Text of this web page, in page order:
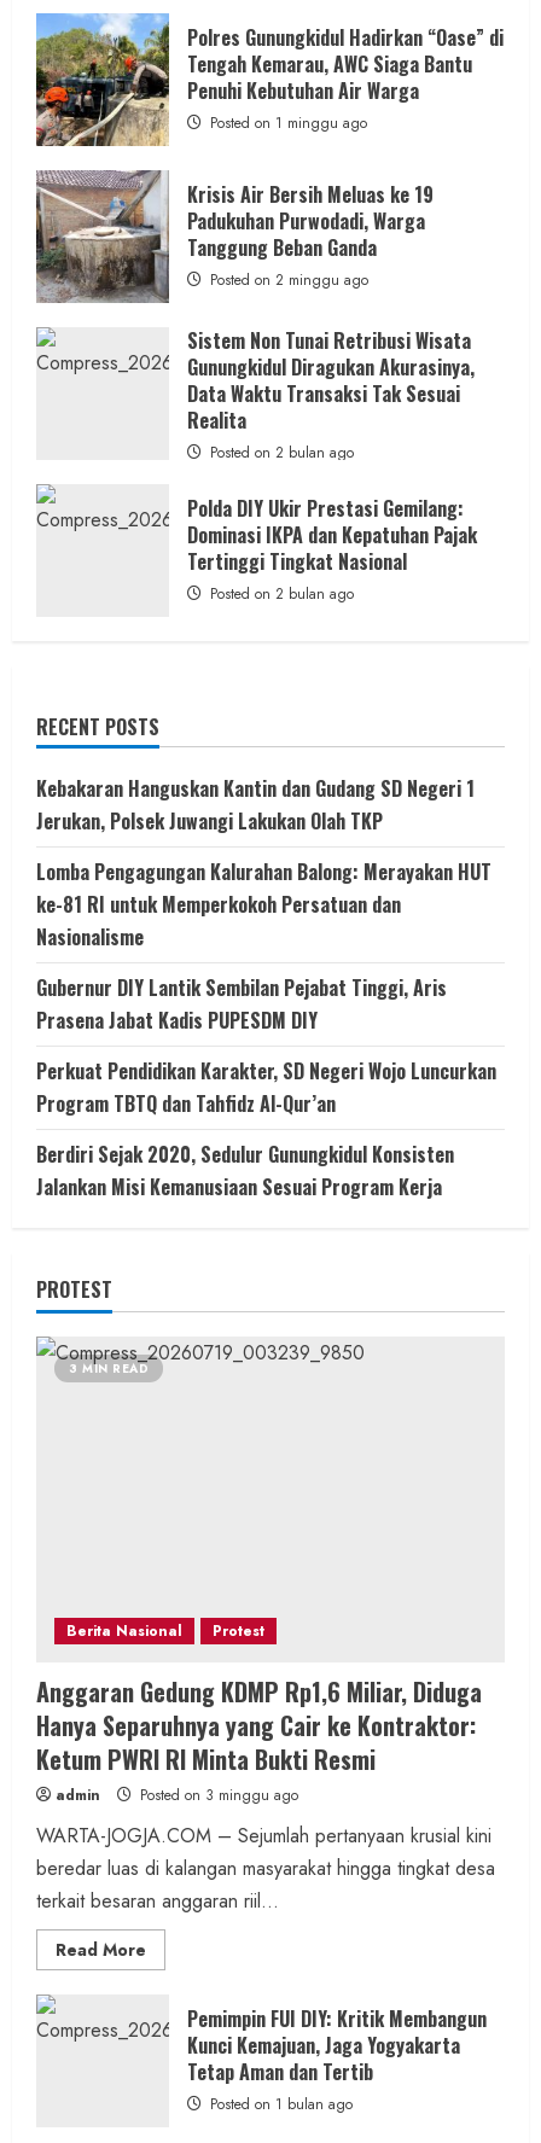
Dugaan
Penipuan
Masuk
Kerja
RSUD
Wonosari
Seret
Oknum
Wartawan
Polres Gunungkidul Hadirkan “Oase” di
Tengah Kemarau, AWC Siaga Bantu
Penuhi Kebutuhan Air Warga
Posted on 1 minggu ago
Krisis Air Bersih Meluas ke 19
Padukuhan Purwodadi, Warga
Tanggung Beban Ganda
Posted on 2 minggu ago
Sistem Non Tunai Retribusi Wisata
Gunungkidul Diragukan Akurasinya,
Data Waktu Transaksi Tak Sesuai
Realita
Posted on 2 bulan ago
Polda DIY Ukir Prestasi Gemilang:
Dominasi IKPA dan Kepatuhan Pajak
Tertinggi Tingkat Nasional
Posted on 2 bulan ago
RECENT POSTS
Kebakaran Hanguskan Kantin dan Gudang SD Negeri 1
Jerukan, Polsek Juwangi Lakukan Olah TKP
Lomba Pengagungan Kalurahan Balong: Merayakan HUT
ke-81 RI untuk Memperkokoh Persatuan dan
Nasionalisme
Gubernur DIY Lantik Sembilan Pejabat Tinggi, Aris
Prasena Jabat Kadis PUPESDM DIY
Perkuat Pendidikan Karakter, SD Negeri Wojo Luncurkan
Program TBTQ dan Tahfidz Al-Qur’an
Berdiri Sejak 2020, Sedulur Gunungkidul Konsisten
Jalankan Misi Kemanusiaan Sesuai Program Kerja
PROTEST
3 MIN READ
Berita Nasional Protest
Anggaran Gedung KDMP Rp1,6 Miliar, Diduga
Hanya Separuhnya yang Cair ke Kontraktor:
Ketum PWRI RI Minta Bukti Resmi
admin Posted on 3 minggu ago
WARTA-JOGJA.COM – Sejumlah pertanyaan krusial kini
beredar luas di kalangan masyarakat hingga tingkat desa
terkait besaran anggaran riil...
Read More
more
Gedung
KDMP
Rp1,6
Miliar,
Diduga
Hanya
Separuhnya
Pemimpin FUI DIY: Kritik Membangun
Kunci Kemajuan, Jaga Yogyakarta
Tetap Aman dan Tertib
Posted on 1 bulan ago